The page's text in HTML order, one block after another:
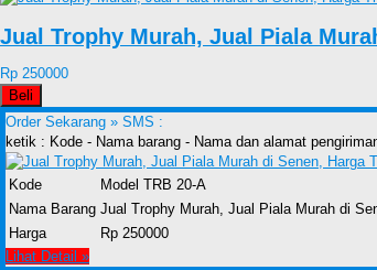
Jual Trophy Murah, Jual Piala
Rp 250000
Beli
Order Sekarang » SMS :
ketik : Kode - Nama barang - Nama dan alamat
Kode
Model TRB 20-A
Nama Barang Jual Trophy Murah, Jual Piala Murah di
Harga
Rp 250000
Lihat Detail »